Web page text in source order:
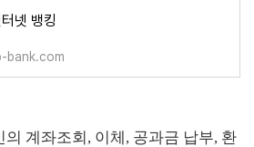
넷 뱅킹
bank.com
계좌조회, 이체, 공과금 납부, 환